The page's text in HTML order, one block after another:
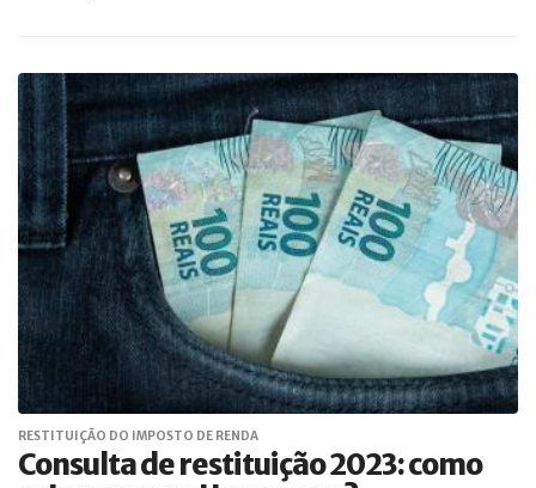
RESTITUIÇÃO DO IMPOSTO DE RENDA
Consulta de restituição 2023: como